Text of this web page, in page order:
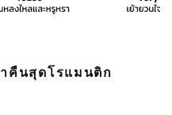
คืนสุดโรแมนติก